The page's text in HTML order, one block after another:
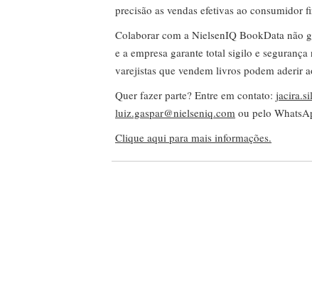
precisão as vendas efetivas ao consumidor
Colaborar com a NielsenIQ BookData não
e a empresa garante total sigilo e
varejistas que vendem livros podem aderir
Quer fazer parte? Entre em contato:
luiz.gaspar@nielseniq.com ou pelo
Clique aqui para mais informações.